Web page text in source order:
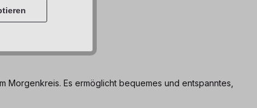
Morgenkreis. Es ermöglicht bequemes und entspanntes,